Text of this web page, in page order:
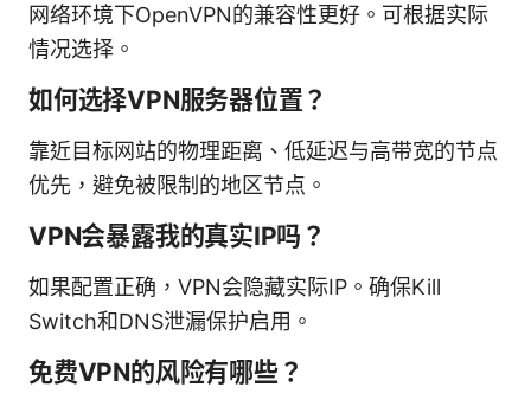
网络环境下OpenVPN的兼容性更好。可根据实际
情况选择。
如何选择VPN服务器位置？
靠近目标网站的物理距离、低延迟与高带宽的节点
优先，避免被限制的地区节点。
VPN会暴露我的真实IP吗？
如果配置正确，VPN会隐藏实际IP。确保Kill
Switch和DNS泄漏保护启用。
免费VPN的风险有哪些？